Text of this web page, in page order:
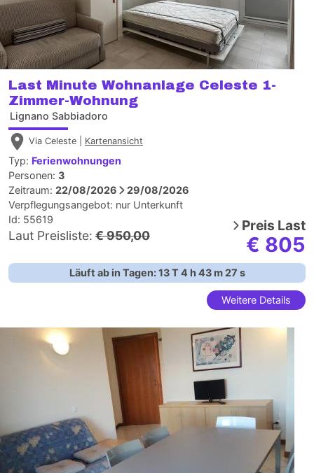
Last Minute Wohnanlage Celeste 1-
Zimmer-Wohnung
Lignano Sabbiadoro
Via Celeste | Kartenansicht
Typ: Ferienwohnungen
Personen: 3
Zeitraum: 22/08/2026
29/08/2026
Verpflegungsangebot: nur Unterkunft
Id: 55619
Laut Preisliste: € 950,00
Preis Last
€ 805
Läuft ab in Tagen:13T 4 h 43m26 s
Weitere Details